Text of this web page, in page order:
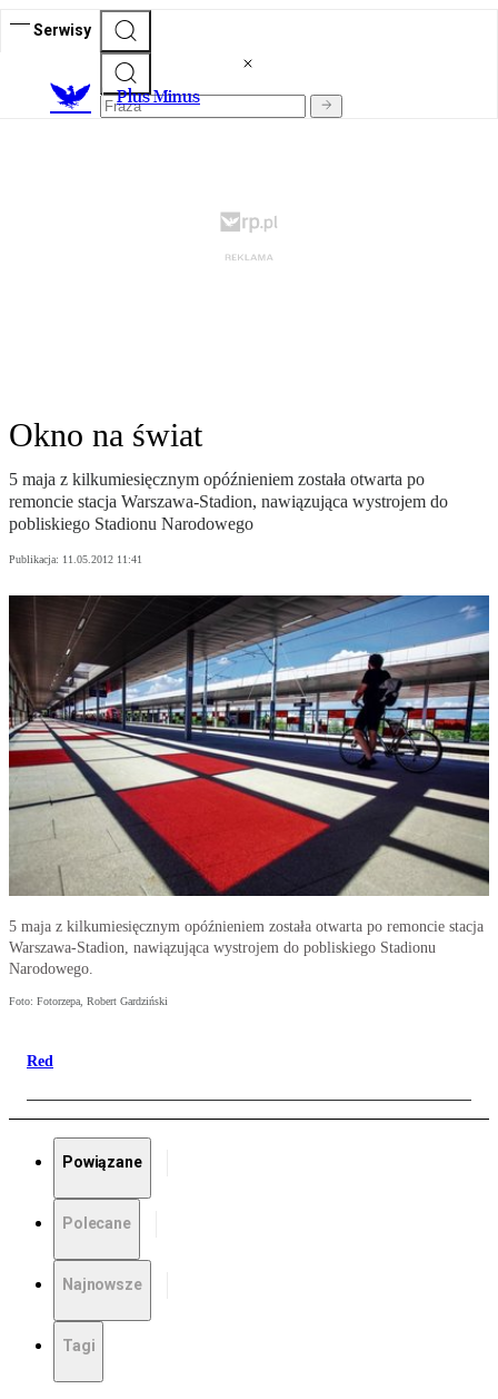
Serwisy
Plus Minus
Okno na świat
5 maja z kilkumiesięcznym opóźnieniem została otwarta po
remoncie stacja Warszawa-Stadion, nawiązująca wystrojem do
pobliskiego Stadionu Narodowego
Publikacja: 11.05.2012 11:41
5 maja z kilkumiesięcznym opóźnieniem została otwarta po remoncie stacja
Warszawa-Stadion, nawiązująca wystrojem do pobliskiego Stadionu
Narodowego.
Foto: Fotorzepa, Robert Gardziński
Red
Powiązane
Polecane
Najnowsze
Tagi